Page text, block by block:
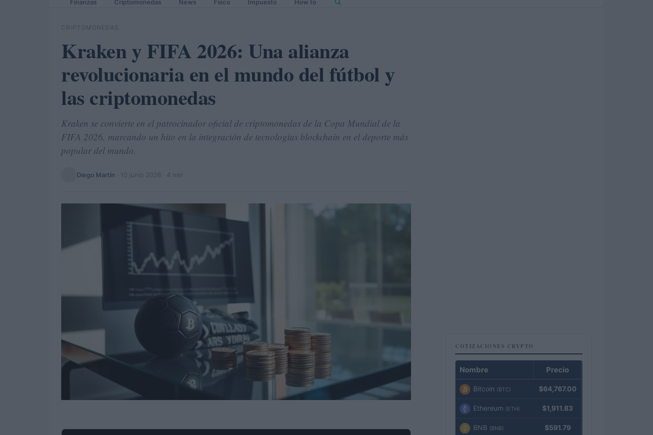
Finanzas Criptomonedas News Fisco Impuesto How to
CRIPTOMONEDAS
Kraken y FIFA 2026: Una alianza
revolucionaria en el mundo del fútbol y
las criptomonedas
Kraken se convierte en el patrocinador oficial de criptomonedas de la Copa Mundial de la
FIFA 2026, marcando un hito en la integración de tecnologías blockchain en el deporte más
popular del mundo.
Diego Martín 10 junio 2026 · 4 min
COTIZACIONES CRYPTO
Nombre Precio
Bitcoin (BTC) $64,767.00
Ethereum (ETH) $1,911.83
BNB (BNB) $591.79